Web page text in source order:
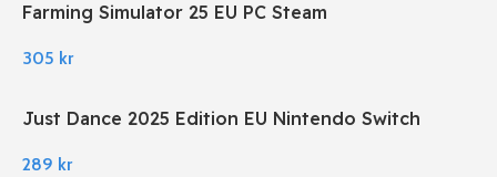
Farming Simulator 25 EU PC Steam
305 kr
Just Dance 2025 Edition EU Nintendo Switch
289 kr